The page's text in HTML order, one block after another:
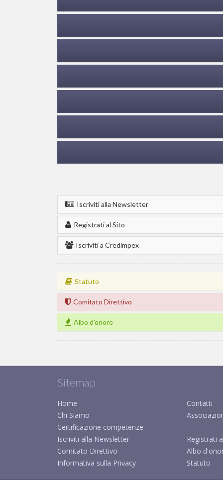
Iscriviti alla Newsletter
Registrati al Sito
Iscriviti a Credimpex
Statuto
Comitato Direttivo
Albo d'onore
Sitemap
Home
Contatti
Chi Siamo
Certificazione competenze
Iscriviti alla Newsletter
Registrati
Comitato Direttivo
Albo
Informativa sulla Privacy
Statuto